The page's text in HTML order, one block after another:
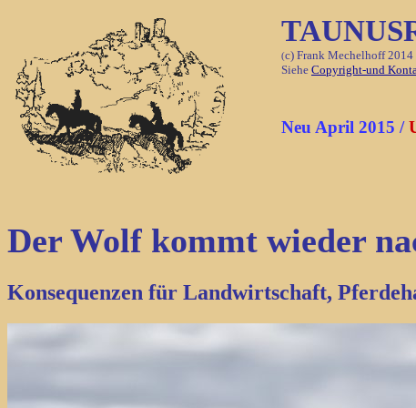
(c) Frank Mechelhoff 2014
Siehe Copyright-und
Neu April 2015 /
Der Wolf kommt wieder
Konsequenzen für Landwirtschaft,